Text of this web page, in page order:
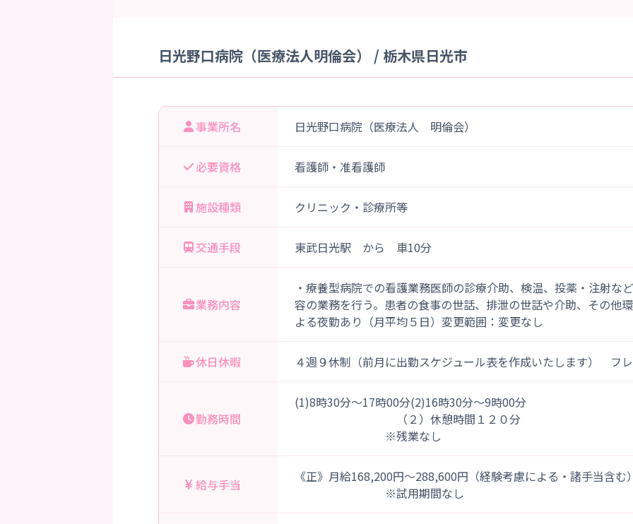
日光野口病院（医療法人明倫会） / 栃木県日光市
事業所名 日光野口病院（医療法人 明倫会）
必要資格 看護師・准看護師
施設種類 クリニック・診療所等
交通手段 東武日光駅 から 車10分
業務内容
・療養型病院での看護業務医師の診療介助、検温、投薬・注射な
容の業務を行う。患者の食事の世話、排泄の世話や介助、その他
よる夜勤あり（月平均５日）変更範囲：変更なし
休日休暇 ４週９休制（前月に出勤スケジュール表を作成いたします） フ
勤務時間
(1)8時30分～17時00分(2)16時30分～9時00分
（２）休憩時間１２０分
※残業なし
給与手当
《正》月給168,200円～288,600円（経験考慮による・諸手当含む
※試用期間なし